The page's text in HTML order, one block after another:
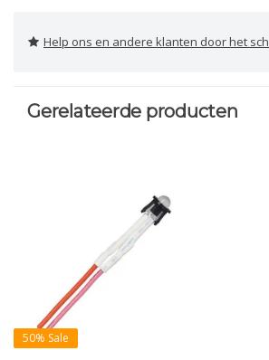
Help ons en andere klanten door het
Gerelateerde producten
50% Sale